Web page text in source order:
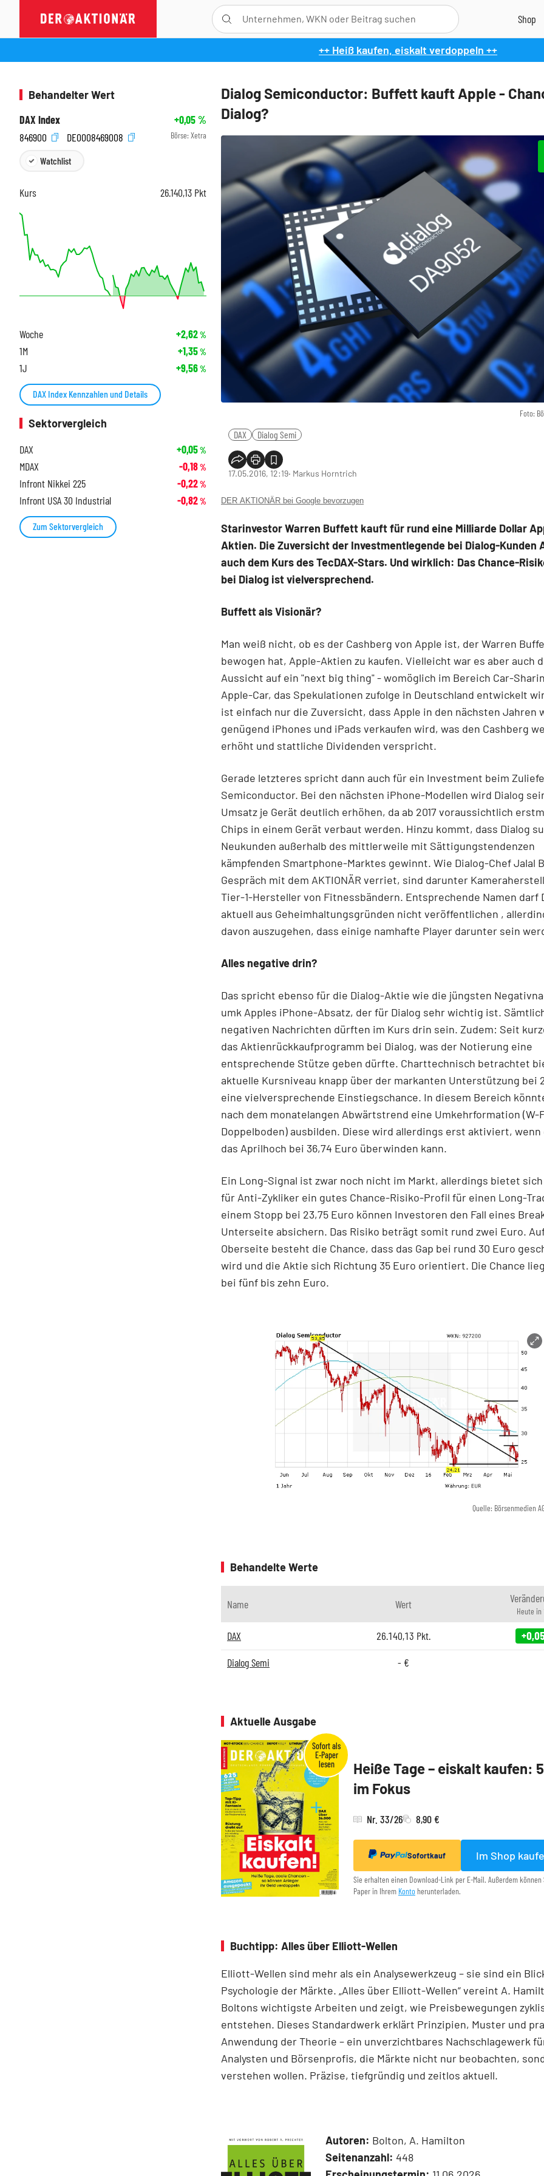
++ Heiß kaufen, eiskalt verdoppeln ++
Dialog Semiconductor: Buffett kauft Apple -
Dialog?
Foto:
DAX Dialog Semi
17.05.2016, 12:19‧ Markus Horntrich
DER AKTIONÄR bei Google bevorzugen
Starinvestor Warren Buffett kauft für rund eine Milliarde Dollar
Aktien. Die Zuversicht der Investmentlegende bei Dialog-Kunden
auch dem Kurs des TecDAX-Stars. Und wirklich: Das Chance-
bei Dialog ist vielversprechend.
Buffett als Visionär?
Man weiß nicht, ob es der Cashberg von Apple ist, der Warren
bewogen hat, Apple-Aktien zu kaufen. Vielleicht war es aber auch
Aussicht auf ein "next big thing" - womöglich im Bereich Car-
Apple-Car, das Spekulationen zufolge in Deutschland entwickelt
ist einfach nur die Zuversicht, dass Apple in den nächsten Jahren
genügend iPhones und iPads verkaufen wird, was den Cashberg
erhöht und stattliche Dividenden verspricht.
Gerade letzteres spricht dann auch für ein Investment beim
Semiconductor. Bei den nächsten iPhone-Modellen wird Dialog
Umsatz je Gerät deutlich erhöhen, da ab 2017 voraussichtlich
Chips in einem Gerät verbaut werden. Hinzu kommt, dass Dialog
Neukunden außerhalb des mittlerweile mit Sättigungstendenzen
kämpfenden Smartphone-Marktes gewinnt. Wie Dialog-Chef Jalal
Gespräch mit dem AKTIONÄR verriet, sind darunter
Tier-1-Hersteller von Fitnessbändern. Entsprechende Namen darf
aktuell aus Geheimhaltungsgründen nicht veröffentlichen ,
davon auszugehen, dass einige namhafte Player darunter sein
Alles negative drin?
Das spricht ebenso für die Dialog-Aktie wie die jüngsten
umk Apples iPhone-Absatz, der für Dialog sehr wichtig ist.
negativen Nachrichten dürften im Kurs drin sein. Zudem: Seit
das Aktienrückkaufprogramm bei Dialog, was der Notierung eine
entsprechende Stütze geben dürfte. Charttechnisch betrachtet
aktuelle Kursniveau knapp über der markanten Unterstützung bei
eine vielversprechende Einstiegschance. In diesem Bereich
nach dem monatelangen Abwärtstrend eine Umkehrformation (W-
Doppelboden) ausbilden. Diese wird allerdings erst aktiviert,
das Aprilhoch bei 36,74 Euro überwinden kann.
Ein Long-Signal ist zwar noch nicht im Markt, allerdings bietet
für Anti-Zykliker ein gutes Chance-Risiko-Profil für einen Long-
einem Stopp bei 23,75 Euro können Investoren den Fall eines
Unterseite absichern. Das Risiko beträgt somit rund zwei Euro.
Oberseite besteht die Chance, dass das Gap bei rund 30 Euro
wird und die Aktie sich Richtung 35 Euro orientiert. Die Chance
bei fünf bis zehn Euro.
Quelle: Börsenmedien
Behandelte Werte
Name Wert
Heute in
DAX 26.140,13 Pkt.
Dialog Semi
- €
Aktuelle Ausgabe
Heiße Tage – eiskalt kaufen:
im Fokus
Nr. 33/26 8,90 €
Sofortkauf Im Shop
Sie erhalten einen Download-Link per E-Mail. Außerdem
Paper in Ihrem Konto herunterladen.
Buchtipp: Alles über Elliott-Wellen
Elliott-Wellen sind mehr als ein Analysewerkzeug – sie sind ein
Psychologie der Märkte. „Alles über Elliott-Wellen“ vereint A.
Boltons wichtigste Arbeiten und zeigt, wie Preisbewegungen
entstehen. Dieses Standardwerk erklärt Prinzipien, Muster und
Anwendung der Theorie – ein unverzichtbares Nachschlagewerk
Analysten und Börsenprofis, die Märkte nicht nur beobachten,
verstehen wollen. Präzise, tiefgründig und zeitlos aktuell.
Autoren: Bolton, A. Hamilton
Seitenanzahl: 448
Behandelter Wert
DAX Index
+0,05%
846900
DE0008469008 Börse: Xetra
Watchlist
Kurs 26.140,13 Pkt
Woche +2,62%
1M +1,35%
1J +9,56%
DAX Index Kennzahlen und Details
Sektorvergleich
DAX
+0,05%
MDAX -0,18%
Infront Nikkei 225 -0,22%
Infront USA 30 Industrial -0,82%
Zum Sektorvergleich